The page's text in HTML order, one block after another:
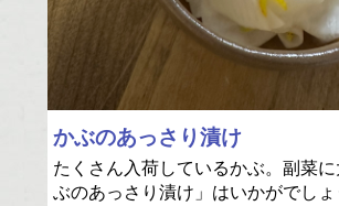
かぶのあっさり漬け
たくさん入荷しているかぶ。副菜
ぶのあっさり漬け」はいかがでし